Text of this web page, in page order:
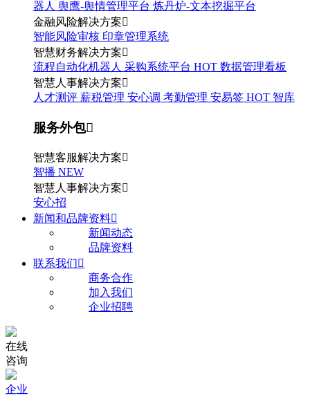
器人 舆鹰-舆情管理平台 炼丹炉-文本挖掘平台
金融风险解决方案
智能风险审核 印章管理系统
智慧财务解决方案
流程自动化机器人 采购系统平台 HOT 数据管理看板
智慧人事解决方案
人才测评 薪税管理 安心调 考勤管理 安易签 HOT 智库
服务外包
智慧客服解决方案
智播 NEW
智慧人事解决方案
安心招
新闻和品牌资料
新闻动态
品牌资料
联系我们
商务合作
加入我们
企业招聘
在线
咨询
企业